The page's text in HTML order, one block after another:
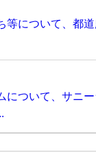
について、都
について、サニ